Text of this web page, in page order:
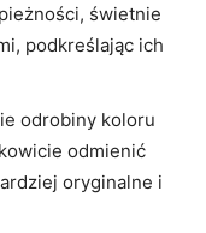
świetnie
podkreślając ich
odrobiny koloru
odmienić
oryginalne i